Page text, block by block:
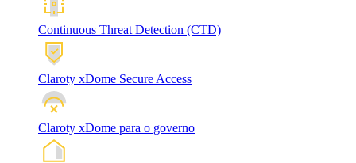
Continuous Threat Detection (CTD)
Claroty xDome Secure Access
Claroty xDome para o governo